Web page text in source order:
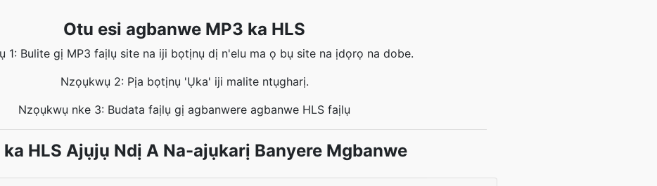
Otu esi agbanwe MP3 ka HLS
1: Bulite gị MP3 faịlụ site na iji bọtịnụ dị n'elu ma ọ bụ site na ịdọrọ na dobe.
Nzọụkwụ 2: Pịa bọtịnụ 'Ụka' iji malite ntụgharị.
Nzọụkwụ nke 3: Budata faịlụ gị agbanwere agbanwe HLS faịlụ
ka HLS Ajụjụ Ndị A Na-ajụkarị Banyere Mgbanwe